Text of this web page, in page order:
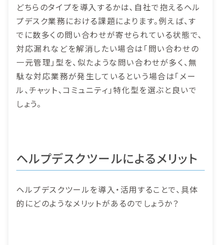
どちらのタイプを導入するかは、自社で抱えるヘル
プデスク業務における課題によります。例えば、す
でに数多くの問い合わせが寄せられている状態で、
対応漏れなどを解消したい場合は「問い合わせの
一元管理」型を、似たような問い合わせが多く、無
駄な対応業務が発生しているという場合は「メー
ル、チャット、コミュニティ」特化型を選ぶと良いで
しょう。
ヘルプデスクツールによるメリット
ヘルプデスクツールを導入・活用することで、具体
的にどのようなメリットがあるのでしょうか？